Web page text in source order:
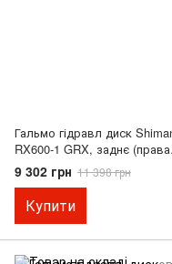
Гальмо гідравл диск
RX600-1 GRX, заднє (права
гальм.ручка/шифтер ST-
11-швидк, каліпер BR-RX400,
гідроліния 1700мм)
9 302 грн 11 398 грн
Купити